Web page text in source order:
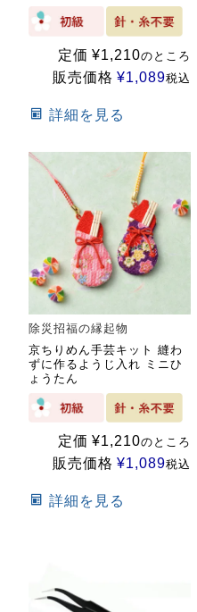
定価 ¥1,210のところ
販売価格 ¥1,089税込
詳細を見る
除災招福の縁起物
京ちりめん手芸キット 縫わ
ずに作るようじ入れ ミニひ
ょうたん
定価 ¥1,210のところ
販売価格 ¥1,089税込
詳細を見る